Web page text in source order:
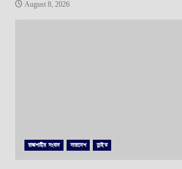
August 8, 2026
রাজশাহীর সংবাদ সারাদেশ স্লাইড